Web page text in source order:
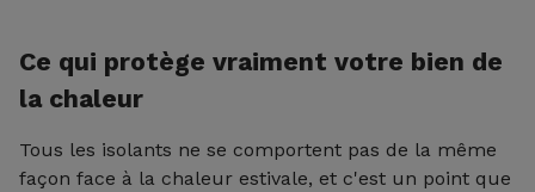
Ce qui protège vraiment votre bien de
la chaleur
Tous les isolants ne se comportent pas de la même
façon face à la chaleur estivale, et c'est un point que